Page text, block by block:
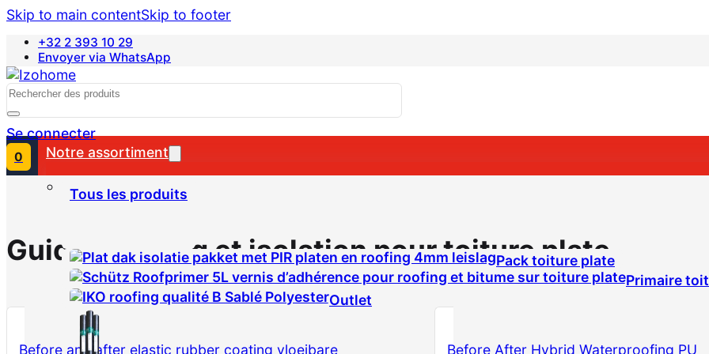
Skip to main contentSkip to footer
+32 2 393 10 29
Envoyer via WhatsApp
Nederlands
Search
Se connecter
0 Notre assortiment
Tous les produits
Pack toiture plate
Primaire
Outlet
Guides roofing et isolation pour toiture plate